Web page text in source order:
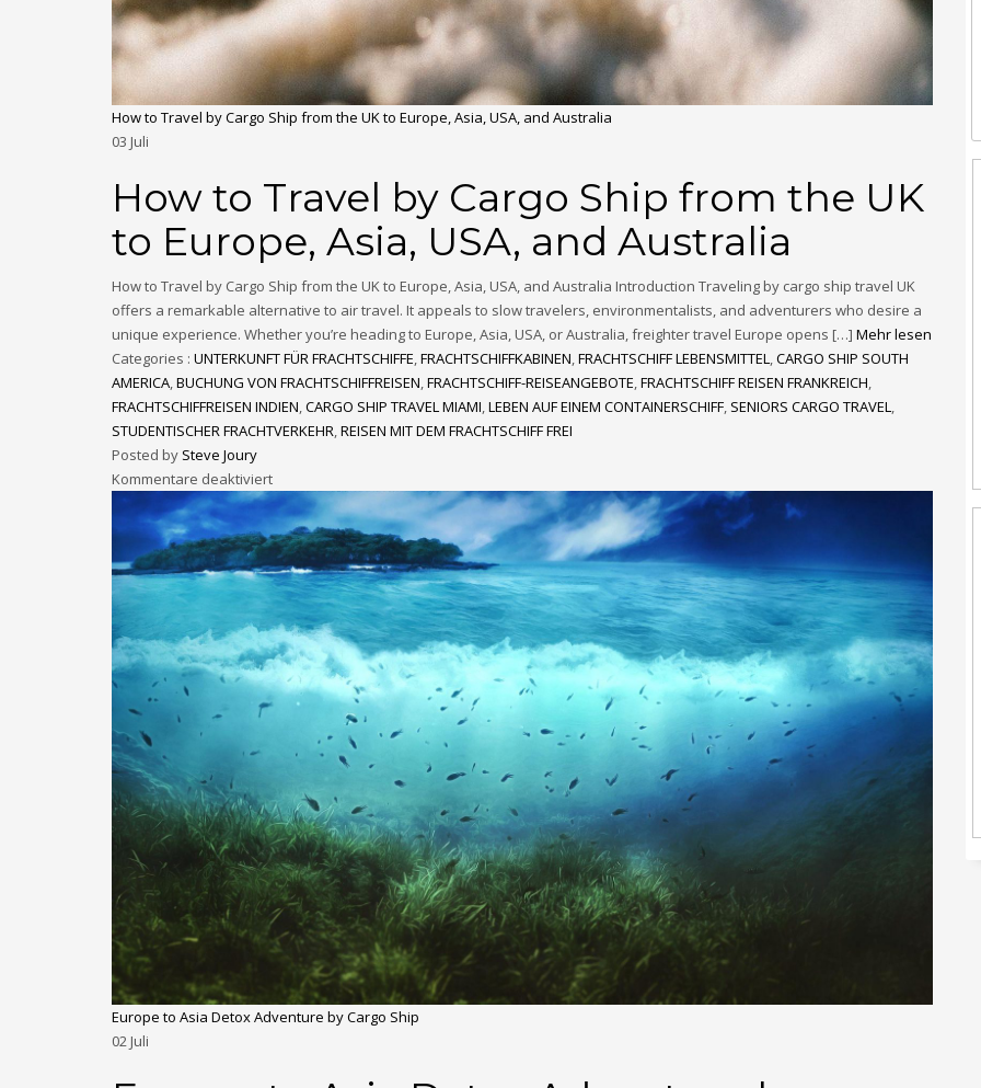
How to Travel by Cargo Ship from the UK to Europe, Asia, USA, and Australia
03 Juli
How to Travel by Cargo Ship from the UK
to Europe, Asia, USA, and Australia
How to Travel by Cargo Ship from the UK to Europe, Asia, USA, and Australia Introduction Traveling by cargo ship travel UK
offers a remarkable alternative to air travel. It appeals to slow travelers, environmentalists, and adventurers who desire a
unique experience. Whether you’re heading to Europe, Asia, USA, or Australia, freighter travel Europe opens […] Mehr lesen
Categories : UNTERKUNFT FÜR FRACHTSCHIFFE,FRACHTSCHIFFKABINEN,FRACHTSCHIFF LEBENSMITTEL,CARGO SHIP SOUTH
AMERICA,BUCHUNG VON FRACHTSCHIFFREISEN,FRACHTSCHIFF-REISEANGEBOTE,FRACHTSCHIFF REISEN FRANKREICH,
FRACHTSCHIFFREISEN INDIEN,CARGO SHIP TRAVEL MIAMI,LEBEN AUF EINEM CONTAINERSCHIFF, SENIORS CARGO TRAVEL,
STUDENTISCHER FRACHTVERKEHR,REISEN MIT DEM FRACHTSCHIFF FREI
Posted by Steve Joury
Kommentare deaktiviert
Europe to Asia Detox Adventure by Cargo Ship
02Juli